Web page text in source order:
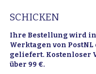
SCHICKEN
Ihre Bestellung wird
Werktagen von PostNL
geliefert. Kostenloser
über 99 €.